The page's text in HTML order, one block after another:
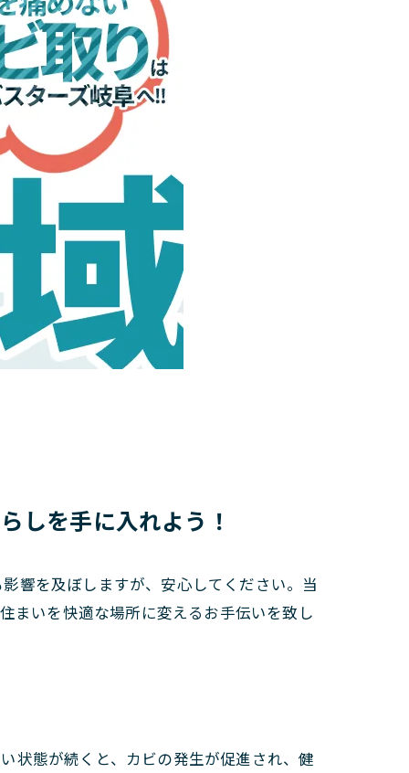
しを手に入れよう！
響を及ぼしますが、安心してください。当
まいを快適な場所に変えるお手伝いを致し
状態が続くと、カビの発生が促進され、健